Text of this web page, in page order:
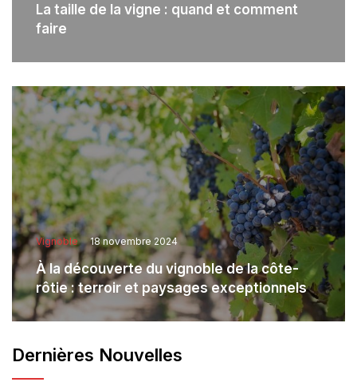
La taille de la vigne : quand et comment
faire
Vignoble 18 novembre 2024
À la découverte du vignoble de la côte-
rôtie : terroir et paysages exceptionnels
Dernières Nouvelles